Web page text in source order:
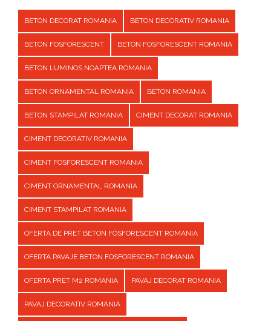
BETON DECORAT ROMANIA BETON DECORATIV ROMANIA
BETON FOSFORESCENT BETON FOSFORESCENT ROMANIA
BETON LUMINOS NOAPTEA ROMANIA
BETON ORNAMENTAL ROMANIA BETON ROMANIA
BETON STAMPILAT ROMANIA CIMENT DECORAT ROMANIA
CIMENT DECORATIV ROMANIA
CIMENT FOSFORESCENT ROMANIA
CIMENT ORNAMENTAL ROMANIA
CIMENT STAMPILAT ROMANIA
OFERTA DE PRET BETON FOSFORESCENT ROMANIA
OFERTA PAVAJE BETON FOSFORESCENT ROMANIA
OFERTA PRET M2 ROMANIA PAVAJ DECORAT ROMANIA
PAVAJ DECORATIV ROMANIA